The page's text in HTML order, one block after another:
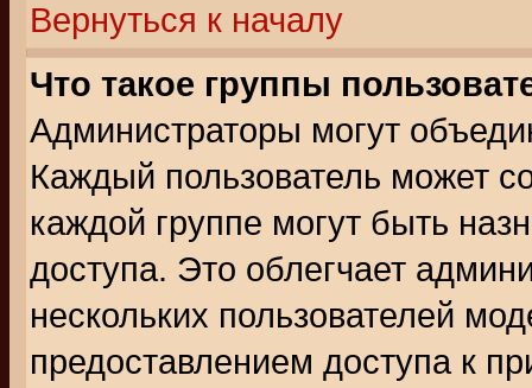
Вернуться к началу
Что такое группы
Администраторы могут
Каждый пользователь может
каждой группе могут быть
доступа. Это облегчает
нескольких пользователей
предоставлением доступа к